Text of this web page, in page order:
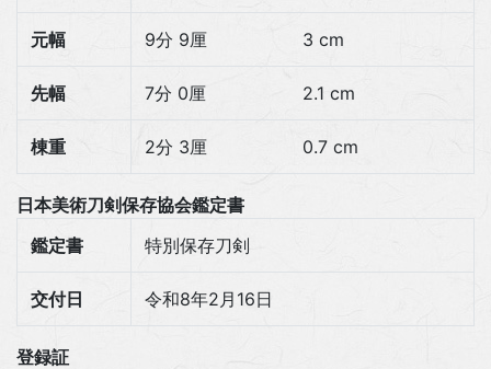
元幅 9分 9厘 3 cm
先幅 7分 0厘 2.1 cm
棟重 2分 3厘 0.7 cm
日本美術刀剣保存協会鑑定書
鑑定書
特別保存刀剣
交付日 令和8年2月16日
登録証